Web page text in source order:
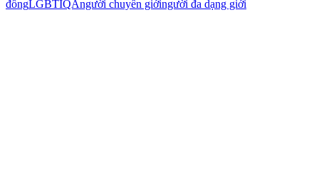
đồngLGBTIQAngười chuyển giớingười đa dạng giới